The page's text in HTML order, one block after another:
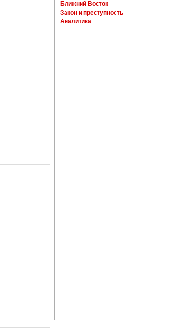
Ближний Восток
Закон и преступность
Аналитика